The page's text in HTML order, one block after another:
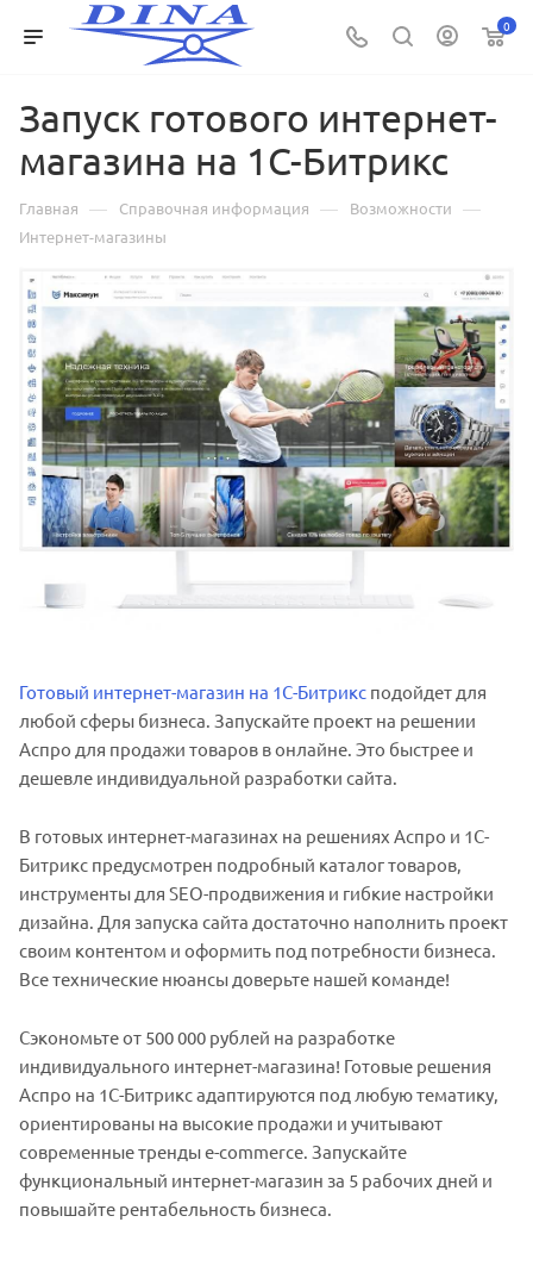
0
Запуск готового интернет-
магазина на 1С-Битрикс
Главная — Справочная информация — Возможности —
Интернет-магазины
Готовый интернет-магазин на 1С-Битрикс подойдет для
любой сферы бизнеса. Запускайте проект на решении
Аспро для продажи товаров в онлайне. Это быстрее и
дешевле индивидуальной разработки сайта.
В готовых интернет-магазинах на решениях Аспро и 1С-
Битрикс предусмотрен подробный каталог товаров,
инструменты для SEO-продвижения и гибкие настройки
дизайна. Для запуска сайта достаточно наполнить проект
своим контентом и оформить под потребности бизнеса.
Все технические нюансы доверьте нашей команде!
Сэкономьте от 500 000 рублей на разработке
индивидуального интернет-магазина! Готовые решения
Аспро на 1С-Битрикс адаптируются под любую тематику,
ориентированы на высокие продажи и учитывают
современные тренды e-commerce. Запускайте
функциональный интернет-магазин за 5 рабочих дней и
повышайте рентабельность бизнеса.